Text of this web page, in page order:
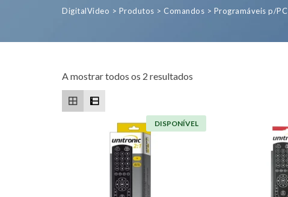
DigitalVideo > Produtos > Comandos > Programáveis p/PC
A mostrar todos os 2 resultados
DISPONÍVEL